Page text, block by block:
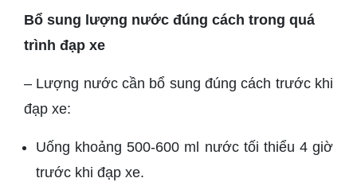
Bổ sung lượng nước đúng cách trong quá
trình đạp xe
– Lượng nước cần bổ sung đúng cách trước khi
đạp xe:
Uống khoảng 500-600 ml nước tối thiểu 4 giờ
trước khi đạp xe.